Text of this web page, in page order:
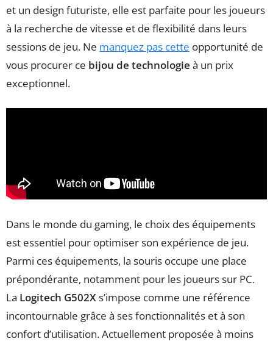
et un design futuriste, elle est parfaite pour les joueurs
à la recherche de vitesse et de flexibilité dans leurs
sessions de jeu. Ne manquez pas cette opportunité de
vous procurer ce bijou de technologie à un prix
exceptionnel.
Dans le monde du gaming, le choix des équipements
est essentiel pour optimiser son expérience de jeu.
Parmi ces équipements, la souris occupe une place
prépondérante, notamment pour les joueurs sur PC.
La Logitech G502X s’impose comme une référence
incontournable grâce à ses fonctionnalités et à son
confort d’utilisation. Actuellement proposée à moins